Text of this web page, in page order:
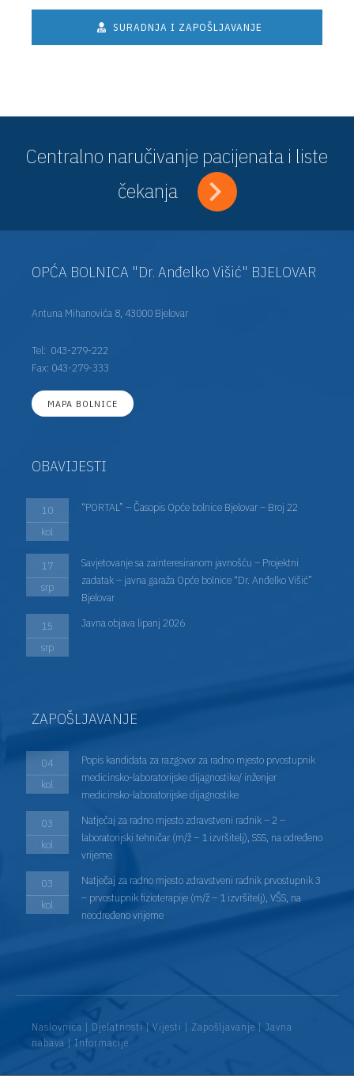
SURADNJA I ZAPOŠLJAVANJE
Centralno naručivanje pacijenata i liste
čekanja
OPĆA BOLNICA "Dr. Anđelko Višić" BJELOVAR
Antuna Mihanovića 8, 43000 Bjelovar
Tel: 043-279-222
Fax: 043-279-333
MAPA BOLNICE
OBAVIJESTI
10
kol
“PORTAL” – Časopis Opće bolnice Bjelovar – Broj 22
17
srp
Savjetovanje sa zainteresiranom javnošću – Projektni
zadatak – javna garaža Opće bolnice “Dr. Anđelko Višić”
Bjelovar
15
srp
Javna objava lipanj 2026
ZAPOŠLJAVANJE
04
kol
Popis kandidata za razgovor za radno mjesto prvostupnik
medicinsko-laboratorijske dijagnostike/ inženjer
medicinsko-laboratorijske dijagnostike
03
kol
Natječaj za radno mjesto zdravstveni radnik – 2 –
laboratorijski tehničar (m/ž – 1 izvršitelj), SSS, na određeno
vrijeme
03
kol
Natječaj za radno mjesto zdravstveni radnik prvostupnik 3
– prvostupnik fizioterapije (m/ž – 1 izvršitelj), VŠS, na
neodređeno vrijeme
Naslovnica | Djelatnosti | Vijesti | Zapošljavanje | Javna
nabava | Informacije